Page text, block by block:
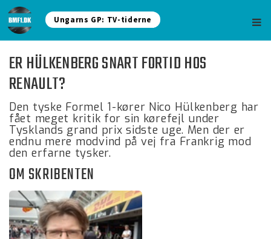
Ungarns GP: TV-tiderne
ER HÜLKENBERG SNART FORTID HOS
RENAULT?
Den tyske Formel 1-kører Nico Hülkenberg har
fået meget kritik for sin kørefejl under
Tysklands grand prix sidste uge. Men der er
endnu mere modvind på vej fra Frankrig mod
den erfarne tysker.
OM SKRIBENTEN